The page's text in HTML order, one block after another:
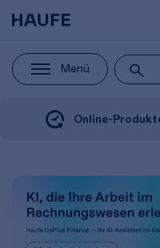
Menü
Online-